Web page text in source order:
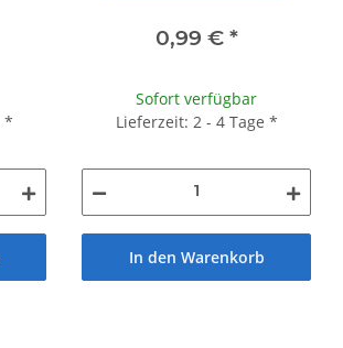
*
0,99 € *
Sofort verfügbar
Lieferzeit: 2 - 4 Tage *
In den Warenkorb